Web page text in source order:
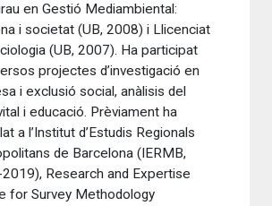
en Gestió Mediambiental:
i societat (UB, 2008) i Llicenciat
(UB, 2007). Ha participat
projectes d’investigació en
i exclusió social, anàlisis del
i educació. Prèviament ha
a l’Institut d’Estudis Regionals
de Barcelona (IERMB,
Research and Expertise
for Survey Methodology